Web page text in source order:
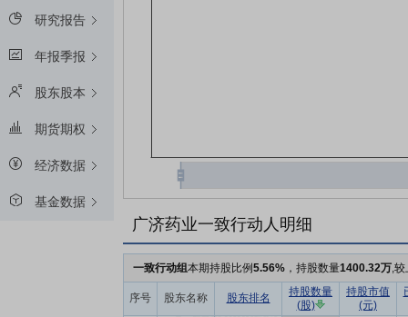
研究报告
年报季报
股东股本
期货期权
经济数据
基金数据
广济药业一致行动人明细
一致行动组本期持股比例5.56% ，持股数量1400.32万,
序号 股东名称 股东排名
持股数量
(股)
持股市值
(元)